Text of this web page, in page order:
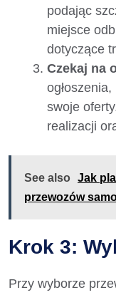
podając
miejsce
dotyczące
Czekaj na
swoje
realizacji
See also
Jak
przewozów
Krok 3:
Przy wyborze